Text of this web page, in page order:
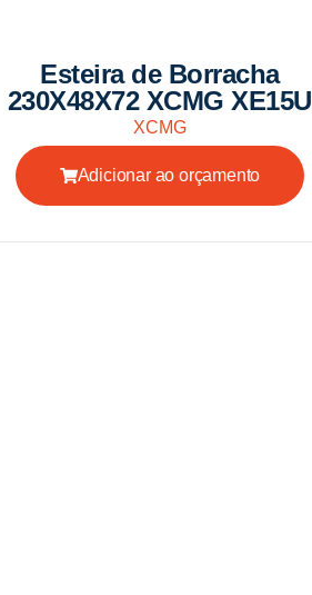
Esteira de Borracha
230X48X72 XCMG XE15U
XCMG
Adicionar ao orçamento